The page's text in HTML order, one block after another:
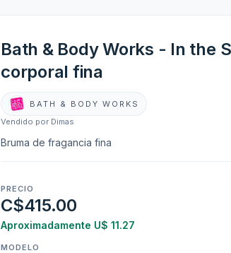
Bath & Body Works - In the
corporal fina
BATH & BODY WORKS
Vendido por Dimas
Bruma de fragancia fina
PRECIO
C$415.00
Aproximadamente U$ 11.27
MODELO